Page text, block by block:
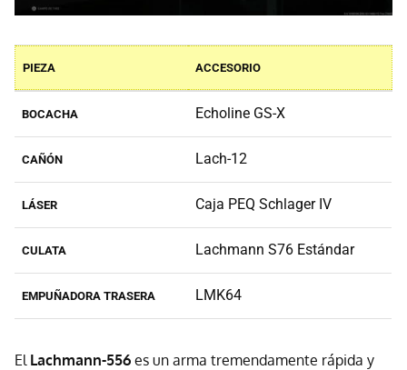
PIEZA ACCESORIO
BOCACHA Echoline GS-X
CAÑÓN Lach-12
LÁSER Caja PEQ Schlager IV
CULATA Lachmann S76 Estándar
EMPUÑADORA TRASERA LMK64
El Lachmann-556 es un arma tremendamente rápida y